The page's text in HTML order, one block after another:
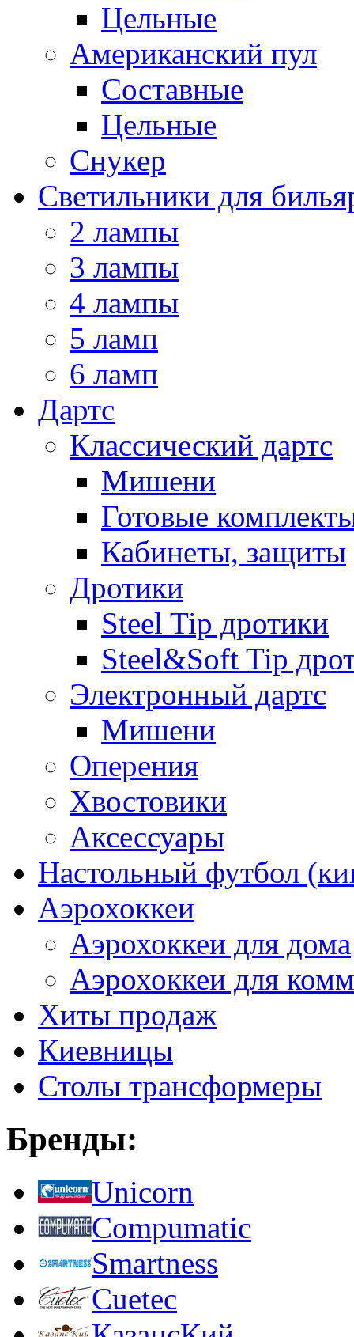
Цельные
Американский пул
Составные
Цельные
Снукер
Светильники для
2 лампы
3 лампы
4 лампы
5 ламп
6 ламп
Дартс
Классический дартс
Мишени
Готовые
Кабинеты, защиты
Дротики
Steel Tip дротики
Steel&Soft Tip
Электронный дартс
Мишени
Оперения
Хвостовики
Аксессуары
Настольный футбол
Аэрохоккеи
Аэрохоккеи для дома
Аэрохоккеи для
Хиты продаж
Киевницы
Столы трансформеры
Бренды:
Unicorn
Compumatic
Smartness
Cuetec